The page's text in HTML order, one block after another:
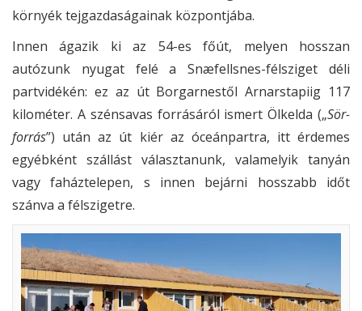
környék tejgazdaságainak központjába.
Innen ágazik ki az 54-es főút, melyen hosszan
autózunk nyugat felé a Snæfellsnes-félsziget déli
partvidékén: ez az út Borgarnestől Arnarstapiig 117
kilométer. A szénsavas forrásáról ismert Ölkelda („Sör-
forrás”) után az út kiér az óceánpartra, itt érdemes
egyébként szállást választanunk, valamelyik tanyán
vagy faháztelepen, s innen bejárni hosszabb időt
szánva a félszigetre.